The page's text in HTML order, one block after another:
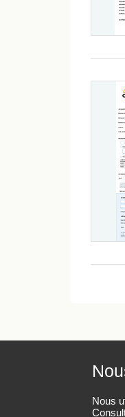
Nous